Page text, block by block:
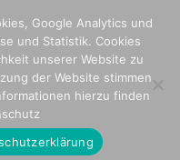
Google Analytics und
und Statistik. Cookies
unserer Website zu
der Website stimmen
hierzu finden